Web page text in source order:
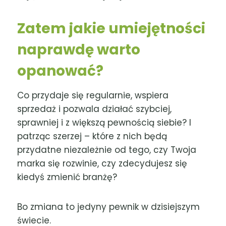
Zatem jakie umiejętności
naprawdę warto
opanować?
Co przydaje się regularnie, wspiera
sprzedaż i pozwala działać szybciej,
sprawniej i z większą pewnością siebie? I
patrząc szerzej – które z nich będą
przydatne niezależnie od tego, czy Twoja
marka się rozwinie, czy zdecydujesz się
kiedyś zmienić branżę?
Bo zmiana to jedyny pewnik w dzisiejszym
świecie.